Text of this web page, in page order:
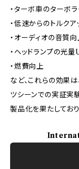
・ターボ車のターボ
・低速からのトルクア
・オーディオの音質
・ヘッドランプの光量
・燃費向上
など、これらの効果
ツシーンでの実証実
製品化を果たしており